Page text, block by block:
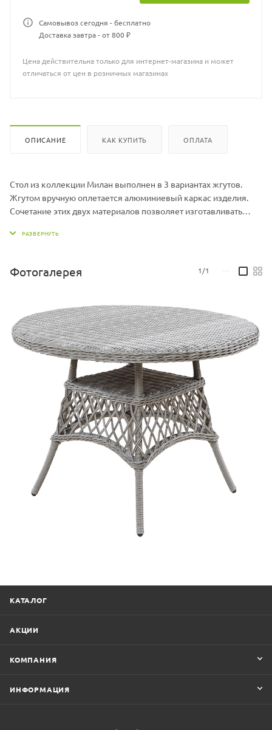
Самовывоз сегодня - бесплатно
Доставка завтра - от 800 ₽
Цена действительна только для интернет-магазина и может
отличаться от цен в розничных магазинах
ОПИСАНИЕ КАК КУПИТЬ ОПЛАТА
Стол из коллекции Милан выполнен в 3 вариантах жгутов.
Жгутом вручную оплетается алюминиевый каркас изделия.
Сочетание этих двух материалов позволяет изготавливать
не выгорает на солнце и не боится влаги. Мебель из
Стол со стеклянной столешницей входит в группу
изготавливается в следующих размерах:
- 70*70*76 см
- 100*100*77 см
- 140*140*77 см
Столы Милан доступны в разных цветовых сочетаниях жгута.
Фотогалерея 1/1
КАТАЛОГ
АКЦИИ
КОМПАНИЯ
ИНФОРМАЦИЯ